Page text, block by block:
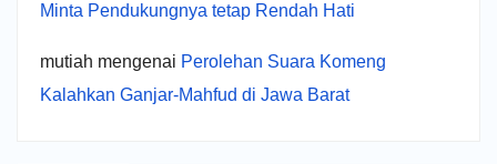
Minta Pendukungnya tetap Rendah Hati
mutiah mengenai Perolehan Suara Komeng
Kalahkan Ganjar-Mahfud di Jawa Barat